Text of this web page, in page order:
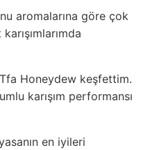
aromalarına göre çok
Tfa Honeydew keşfettim.
karışım performansı
en iyileri